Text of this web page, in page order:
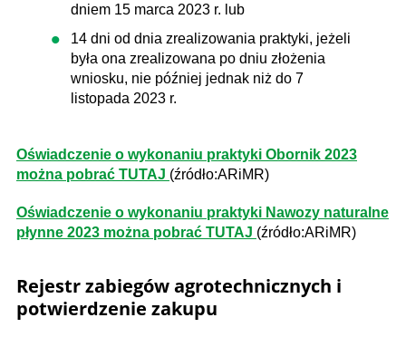
dniem 15 marca 2023 r. lub
14 dni od dnia zrealizowania praktyki, jeżeli
była ona zrealizowana po dniu złożenia
wniosku, nie później jednak niż do 7
listopada 2023 r.
Oświadczenie o wykonaniu praktyki Obornik 2023
można pobrać TUTAJ (źródło:ARiMR)
Oświadczenie o wykonaniu praktyki Nawozy naturalne
płynne 2023 można pobrać TUTAJ (źródło:ARiMR)
Rejestr zabiegów agrotechnicznych i
potwierdzenie zakupu